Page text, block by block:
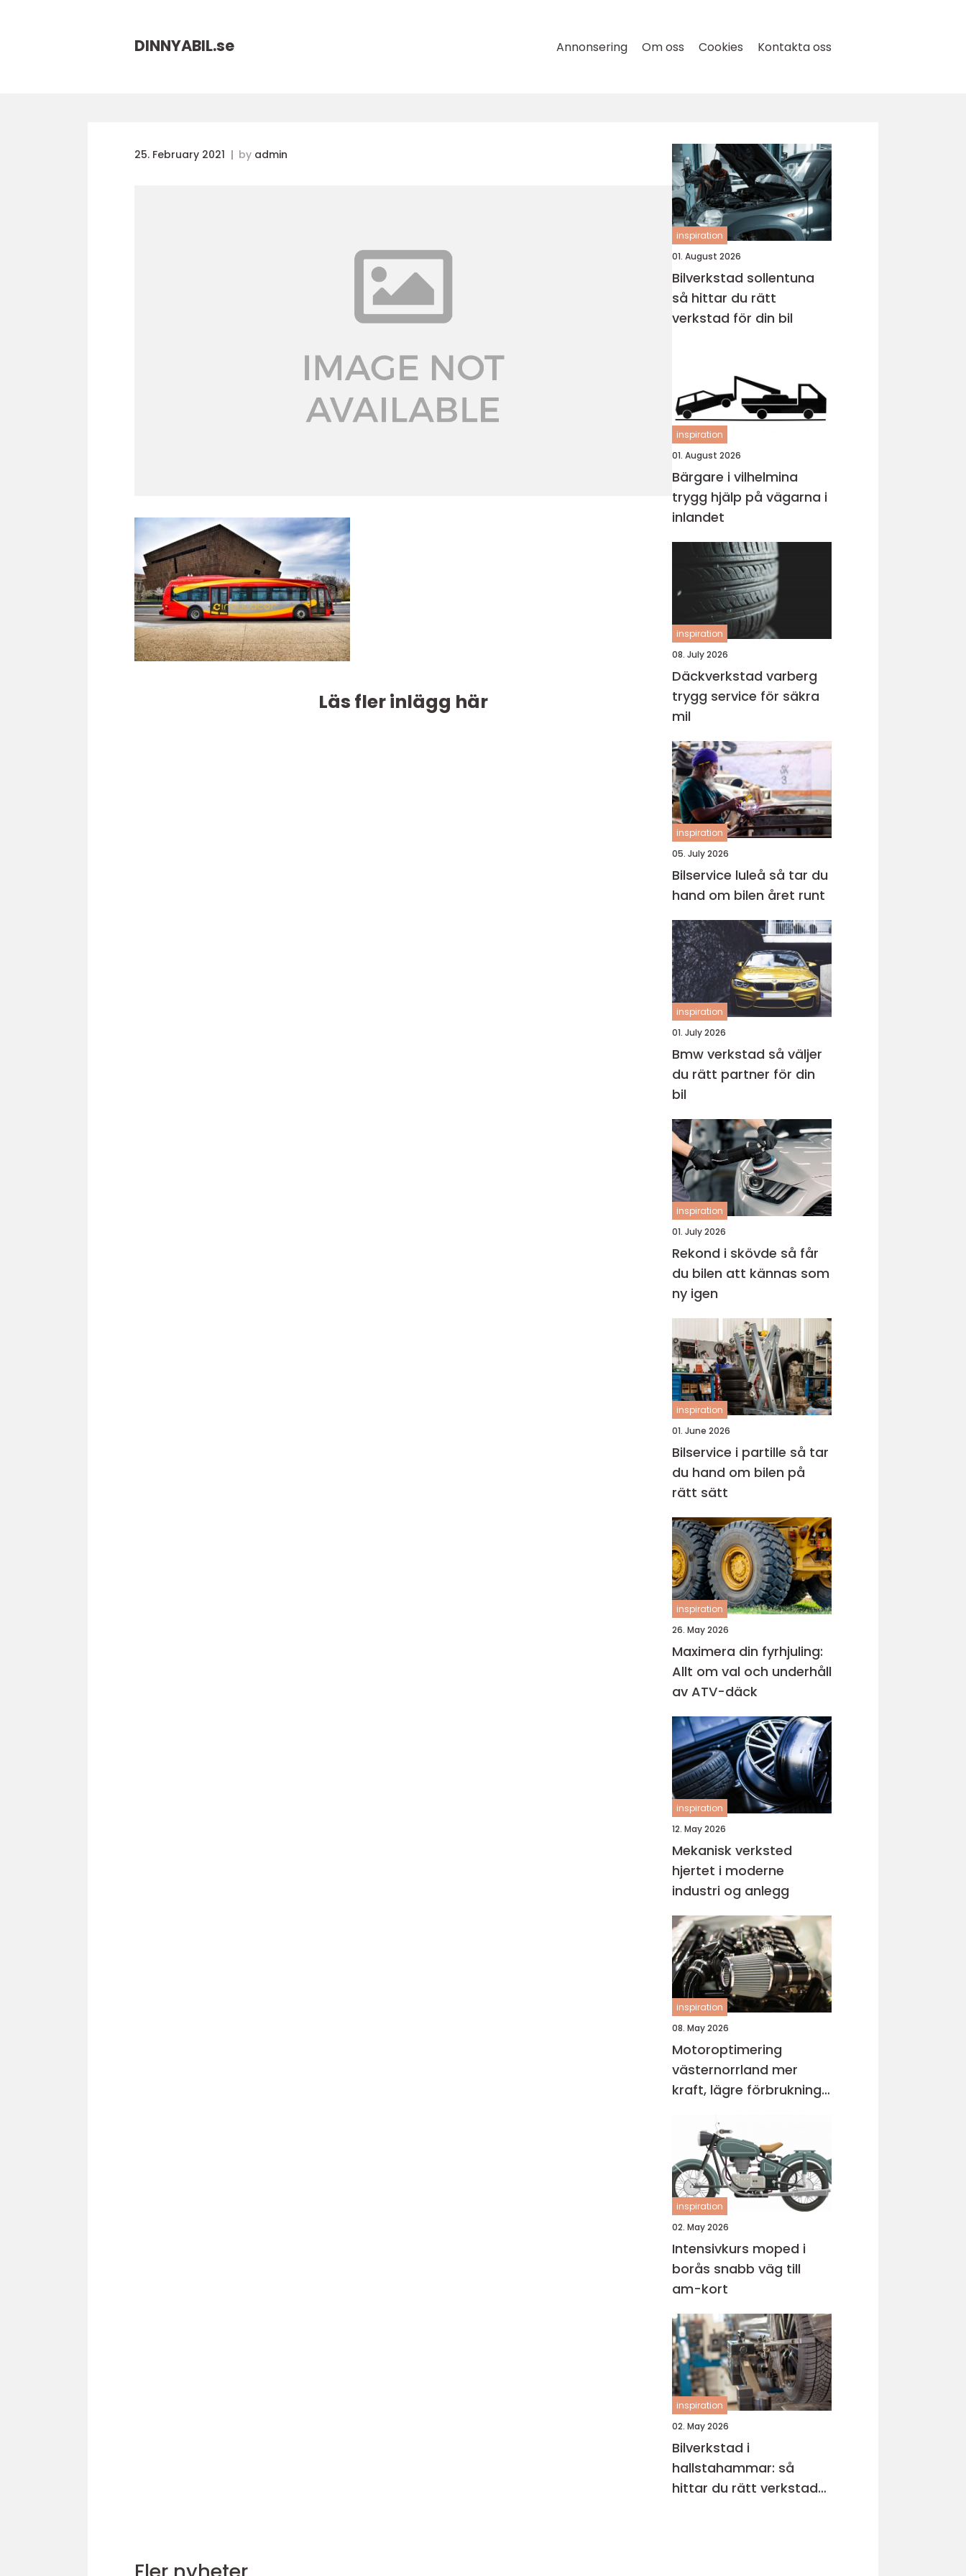
DINNYABIL.se Annonsering Om oss Cookies Kontakta oss
25. February 2021 by admin
Läs fler inlägg här
inspiration
01. August 2026
Bilverkstad sollentuna
så hittar du rätt
verkstad för din bil
inspiration
01. August 2026
Bärgare i vilhelmina
trygg hjälp på vägarna i
inlandet
inspiration
08. July 2026
Däckverkstad varberg
trygg service för säkra
mil
inspiration
05. July 2026
Bilservice luleå så tar du
hand om bilen året runt
inspiration
01. July 2026
Bmw verkstad så väljer
du rätt partner för din
bil
inspiration
01. July 2026
Rekond i skövde så får
du bilen att kännas som
ny igen
inspiration
01. June 2026
Bilservice i partille så tar
du hand om bilen på
rätt sätt
inspiration
26. May 2026
Maximera din fyrhjuling:
Allt om val och underhåll
av ATV-däck
inspiration
12. May 2026
Mekanisk verksted
hjertet i moderne
industri og anlegg
inspiration
08. May 2026
Motoroptimering
västernorrland mer
kraft, lägre förbrukning
inspiration
02. May 2026
Intensivkurs moped i
borås snabb väg till
am-kort
inspiration
02. May 2026
Bilverkstad i
hallstahammar: så
hittar du rätt verkstad